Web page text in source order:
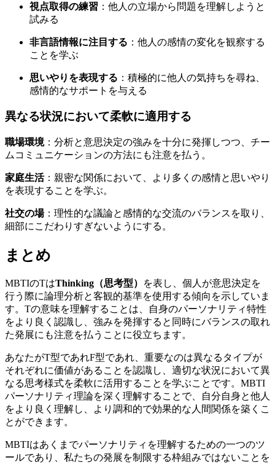
視点取得の練習 ：他人の立場から問題を理解しようと
試みる
非言語情報に注目する ：他人の感情の変化を観察する
ことを学ぶ
思いやりを表現する ：積極的に他人の気持ちを尋ね、
感情的なサポートを与える
異なる状況において柔軟に適用する
職場環境：分析と意思決定の強みを十分に発揮しつつ、チー
ムコミュニケーションの方法にも注意を払う。
家庭生活：親密な関係において、より多くの感情と思いやり
を表現することを学ぶ。
社交の場：理性的な議論と感情的な交流のバランスを取り、
細部にこだわりすぎないようにする。
まとめ
MBTIのTはThinking（思考型）
を表し、個人が意思決定を
行う際に論理分析と客観的基準を使用する傾向を示していま
す。Tの意味を理解することは、自身のパーソナリティ特性
をより良く認識し、強みを発揮すると同時にバランスの取れ
た発展にも注意を払うことに役立ちます。
あなたがT型であれF型であれ、重要なのは異なるタイプが
それぞれに価値があることを認識し、適切な状況において異
なる思考様式を柔軟に活用することを学ぶことです。MBTI
パーソナリティ理論を深く理解することで、自分自身と他人
をより良く理解し、より調和的で効果的な人間関係を築くこ
とができます。
MBTIはあくまでパーソナリティを理解するための一つのツ
ールであり、私たちの発展を制限する枠組みではないことを